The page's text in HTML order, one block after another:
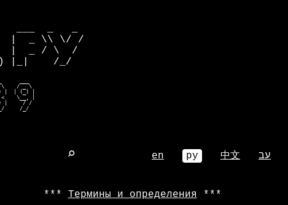
___  _   _
|  _ \\ \/ /
|  _ / \  /
|_|    /_/
\    / _ \
|  | (_) |
<    >r_eoe
|  o obm |
m__re
⌕ en ру 中文 עב
Термины и определения